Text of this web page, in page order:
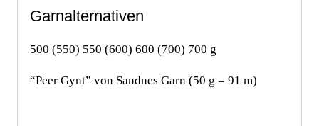
Garnalternativen
500 (550) 550 (600) 600 (700) 700 g
“Peer Gynt” von Sandnes Garn (50 g = 91 m)